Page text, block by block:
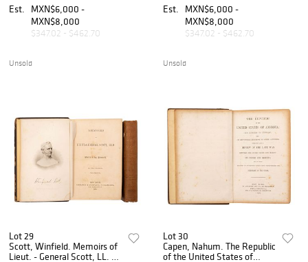
a S. E. el Presidente de los
Estados Unidos. México,
Est.
MXN$6,000 -
MXN$8,000
$347.02 - $462.70
Unsold
Gobierno Español. México,
Est.
MXN$6,000 -
MXN$8,000
$347.02 - $462.70
Unsold
Lot 29
Scott, Winfield. Memoirs of
Lieut. - General Scott, LL. D.
Lot 30
Capen, Nahum. The Republic
of the United States of